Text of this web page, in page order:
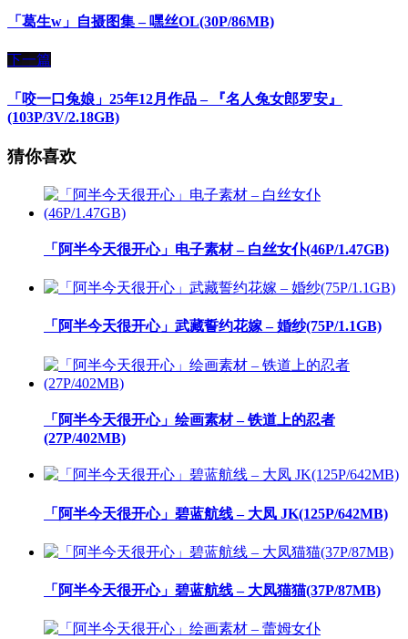
「葛生w」自摄图集 – 嘿丝OL(30P/86MB)
下一篇
「咬一口兔娘」25年12月作品 – 『名人兔女郎罗安』
(103P/3V/2.18GB)
猜你喜欢
「阿半今天很开心」电子素材 – 白丝女仆(46P/1.47GB)
「阿半今天很开心」武藏誓约花嫁 – 婚纱(75P/1.1GB)
「阿半今天很开心」绘画素材 – 铁道上的忍者
(27P/402MB)
「阿半今天很开心」碧蓝航线 – 大凤 JK(125P/642MB)
「阿半今天很开心」碧蓝航线 – 大凤猫猫(37P/87MB)